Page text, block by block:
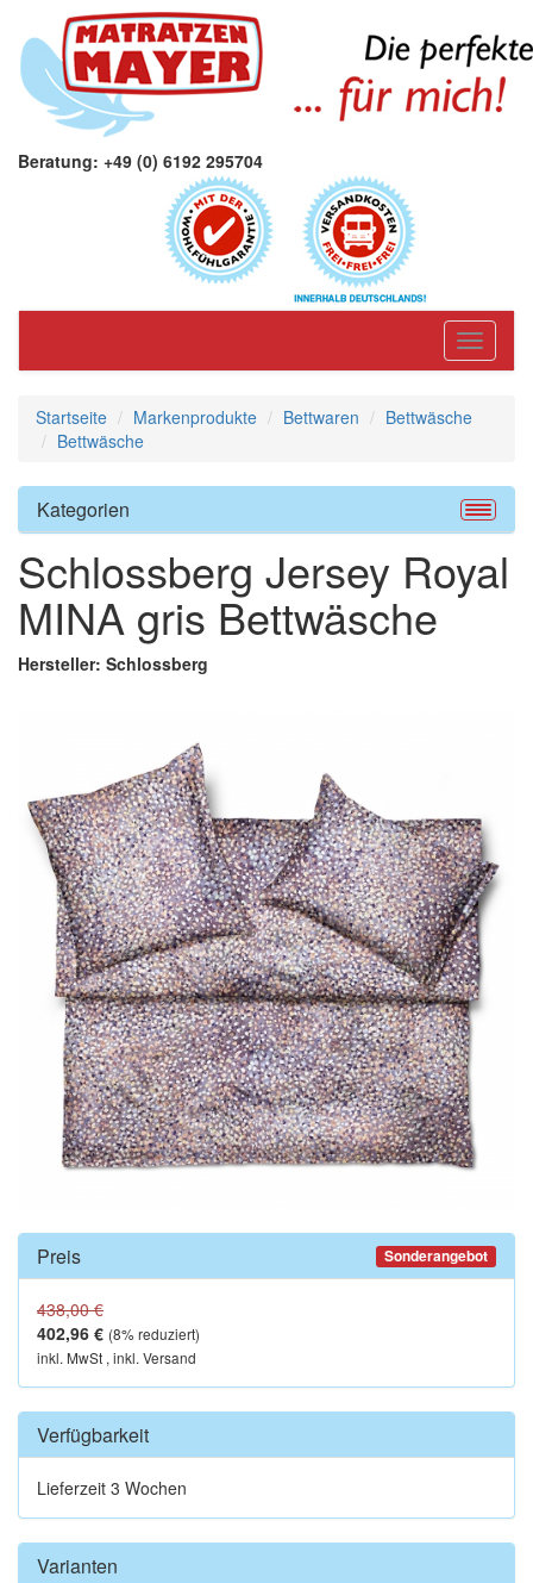
Beratung: +49 (0) 6192 295704
Toggle
Startseite Markenprodukte Bettwaren
Bettwäsche
Bettwäsche
Kategorien
Schlossberg Jersey Royal
MINA gris Bettwäsche
Hersteller: Schlossberg
Preis Sonderangebot
438,00 €
402,96 € (8% reduziert)
inkl. MwSt , inkl. Versand
Verfügbarkeit
Lieferzeit 3 Wochen
Varianten